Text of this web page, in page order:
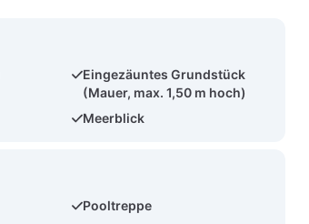
Eingezäuntes Grundstück
(Mauer, max. 1,50 m hoch)
Meerblick
Pooltreppe